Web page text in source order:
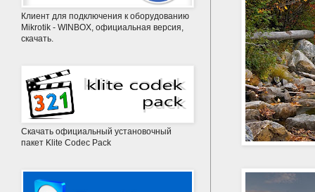
Клиент для подключения к оборудованию
Mikrotik - WINBOX, официальная версия,
скачать.
Скачать официальный установочный
пакет Klite Codec Pack